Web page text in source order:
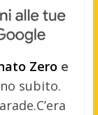
Zero e
subito.
C’era